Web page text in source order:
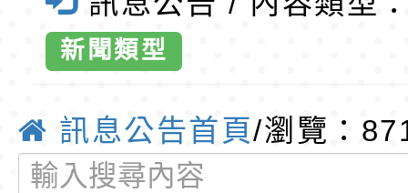
班教師助理員」甄選
梯特教代理教師甄選
公告(尚有缺額)
特殊教育學生及幼兒
明手冊(修訂版)與學
說明影片
轉知臺中市政府政風
光城市手牽手，綠能
走」動畫影片
本府115年70歲以上
員健康講座「吃得安
清華光罩教學專業論
文化及多元
報名資訊，
新聞類型
訊息公告首頁/瀏覽：